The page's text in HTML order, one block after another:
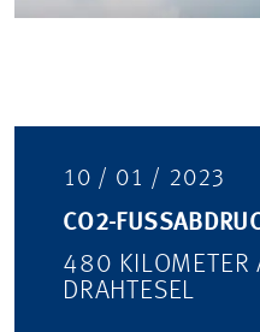
10 / 01 / 2023
CO2-
480 KILOMETER
DRAHTESEL